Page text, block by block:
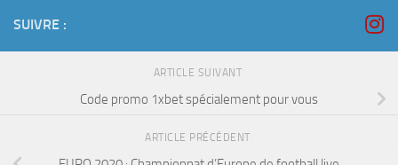
SUIVRE :
ARTICLE SUIVANT
Code promo 1xbet spécialement pour vous
ARTICLE PRÉCÉDENT